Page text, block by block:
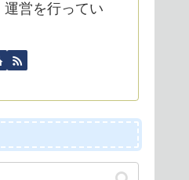
営を行ってい